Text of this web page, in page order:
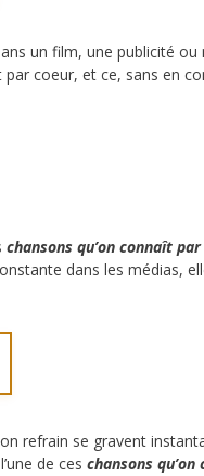
un film, une publicité ou
coeur, et ce, sans en
chansons qu’on connaît
dans les médias,
refrain se gravent
de ces chansons